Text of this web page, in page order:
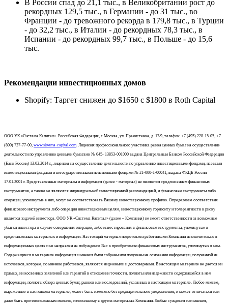
В России спад до 21,1 тыс., в Великобритании рост до
рекордных 129,5 тыс., в Германии - до 31 тыс., во
Франции - до тревожного рекорда в 179,8 тыс., в Турции
- до 32,2 тыс., в Италии - до рекордных 78,3 тыс., в
Испании - до рекордных 99,7 тыс., в Польше - до 15,6
тыс.
Рекомендации инвестиционных домов
Shopify: Таргет снижен до $1650 с $1800 в Roth Capital
ООО УК «Система Капитал». Российская Федерация, г. Москва, ул. Пречистенка, д. 17/9, телефон: +7 (495) 228-15-05, +7
(800) 737-77-00, www.sistema-capital.com. Лицензия профессионального участника рынка ценных бумаг на осуществление
деятельности по управлению ценными бумагами № 045- 13853-001000 выдана Центральным Банком Российской Федерации
(Банк России) 13.03.2014 г., лицензия на осуществление деятельности по управлению инвестиционными фондами, паевыми
инвестиционными фондами и негосударственными пенсионными фондами № 21-000-1-00041, выдана ФКЦБ России
17.01.2001 г. Представленные материалы и информация (далее - материал) не являются предложением финансовых
инструментов, а также не являются индивидуальной инвестиционной рекомендацией, и финансовые инструменты либо
операции, упомянутые в них, могут не соответствовать Вашему инвестиционному профилю. Определение соответствия
финансового инструмента либо операции инвестиционным целям, инвестиционному горизонту и толерантности к риску
является задачей инвестора. ООО УК «Система Капитал» (далее – Компания) не несет ответственности за возможные
убытки инвестора в случае совершения операций, либо инвестирования в финансовые инструменты, упомянутые в
представленных материалах и информации. Настоящий материал подготовлен работниками Компании исключительно в
информационных целях и не направлен на побуждение Вас к приобретению финансовых инструментов, упомянутых в нем.
Содержащиеся в материале информация и мнения были собраны или получены на основании информации, полученной из
источников, которые, по мнению работников, являются надежными и достоверными. В настоящем материале не дается ни
прямых, ни косвенных заявлений или гарантий в отношении точности, полноты или надежности содержащейся в нем
информации, полноты обзора ценных бумаг, рынков или исследований, указанных в настоящем материале. Любое мнение,
выраженное в настоящем материале, может быть изменено без предварительного уведомления, и может отличаться или
даже быть противоположным мнению, изложенному в других материалах Компании. Любые суждения или мнения,